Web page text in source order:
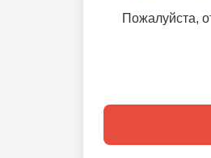
Пожалуйста,